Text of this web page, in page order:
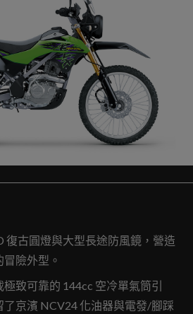
復古圓燈與大型長途防風鏡，營造
險外型。
致可靠的 144cc 空冷單氣筒引
京濱 NCV24 化油器與電發/腳踩